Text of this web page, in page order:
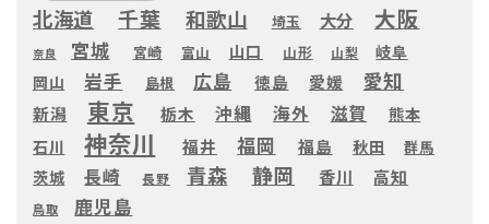
北海道 千葉 和歌山 埼玉 大分 大阪
奈良 宮城 宮崎 富山 山口 山形 山梨
岐阜
岡山
岩手 島根 広島 徳島 愛媛 愛知
新潟 東京 栃木 沖縄 海外 滋賀
熊本
石川
神奈川 福井 福岡 福島 秋田 群馬
茨城 長崎 長野 青森 静岡 香川 高知
鳥取 鹿児島